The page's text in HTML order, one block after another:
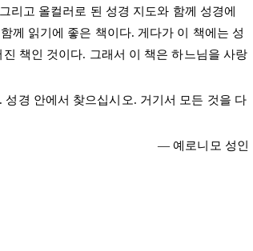
리고 올컬러로 된 성경 지도와 함께 성경에
께 읽기에 좋은 책이다. 게다가 이 책에는 성
책인 것이다. 그래서 이 책은 하느님을 사랑
경 안에서 찾으십시오. 거기서 모든 것을 다
― 예로니모 성인